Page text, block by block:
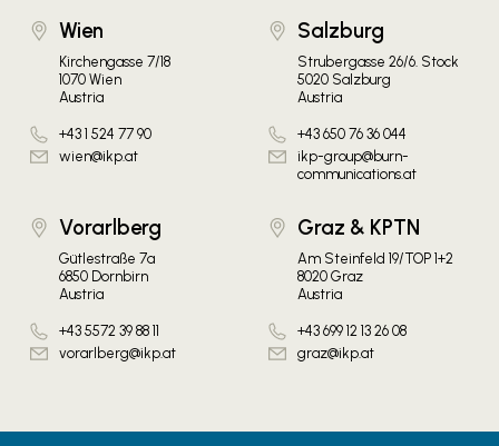
Wien
Kirchengasse 7/18
1070 Wien
Austria
+43 1 524 77 90
wien@ikp.at
Salzburg
Strubergasse 26/6. Stock
5020 Salzburg
Austria
+43 650 76 36 044
ikp-group@burn-
communications.at
Vorarlberg
Gütlestraße 7a
6850 Dornbirn
Austria
+43 5572 39 88 11
vorarlberg@ikp.at
Graz & KPTN
Am Steinfeld 19/TOP 1+2
8020 Graz
Austria
+43 699 12 13 26 08
graz@ikp.at